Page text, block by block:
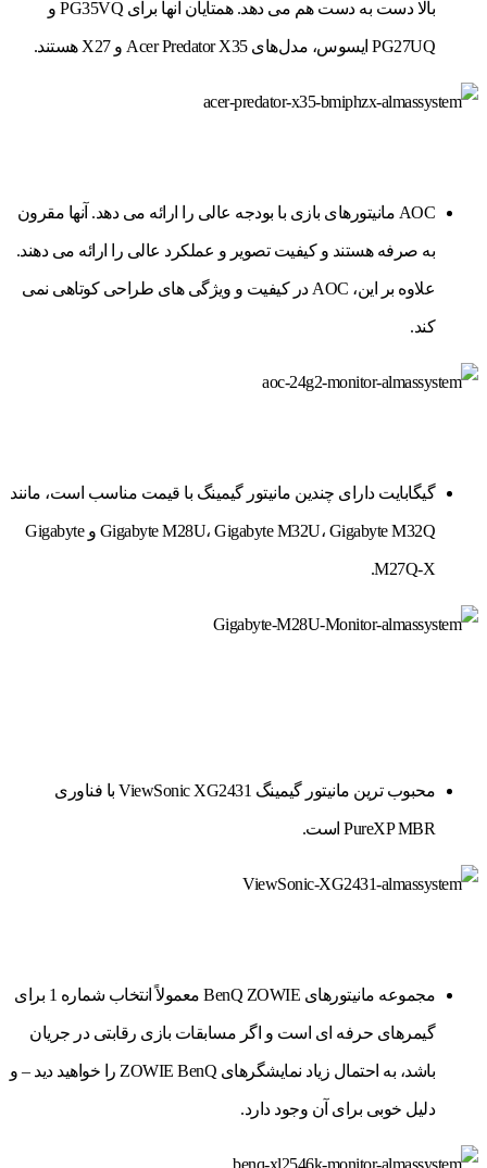
بالا دست به دست هم می دهد. همتایان آنها برای PG35VQ و
PG27UQ ایسوس، مدل‌های Acer Predator X35 و X27 هستند.
AOC مانیتورهای بازی با بودجه عالی را ارائه می دهد. آنها مقرون
به صرفه هستند و کیفیت تصویر و عملکرد عالی را ارائه می دهند.
علاوه بر این، AOC در کیفیت و ویژگی های طراحی کوتاهی نمی
کند.
گیگابایت دارای چندین مانیتور گیمینگ با قیمت مناسب است، مانند
Gigabyte M28U، Gigabyte M32U، Gigabyte M32Q و Gigabyte
M27Q-X.
محبوب ترین مانیتور گیمینگ ViewSonic XG2431 با فناوری
PureXP MBR است.
مجموعه مانیتورهای BenQ ZOWIE معمولاً انتخاب شماره 1 برای
گیمرهای حرفه ای است و اگر مسابقات بازی رقابتی در جریان
باشد، به احتمال زیاد نمایشگرهای ZOWIE BenQ را خواهید دید – و
دلیل خوبی برای آن وجود دارد.